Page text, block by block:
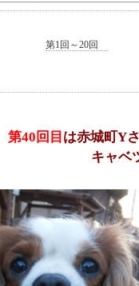
第1回～20回
第40 回目 は赤城町Y
キャベ